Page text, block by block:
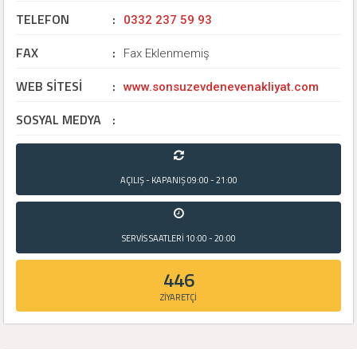
TELEFON : 0332 237 59 93
FAX : Fax Eklenmemiş
WEB SİTESİ : www.sonsuzevdenevenakliyat.com
SOSYAL MEDYA :
AÇILIŞ - KAPANIŞ09:00 - 21:00
SERVİS SAATLERİ 10:00 - 20:00
446
ZİYARETÇİ